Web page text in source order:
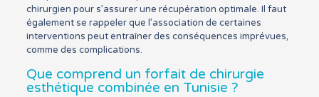
chirurgien pour s’assurer une récupération optimale. Il faut
également se rappeler que l’association de certaines
interventions peut entraîner des conséquences imprévues,
comme des complications.
Que comprend un forfait de chirurgie
esthétique combinée en Tunisie ?